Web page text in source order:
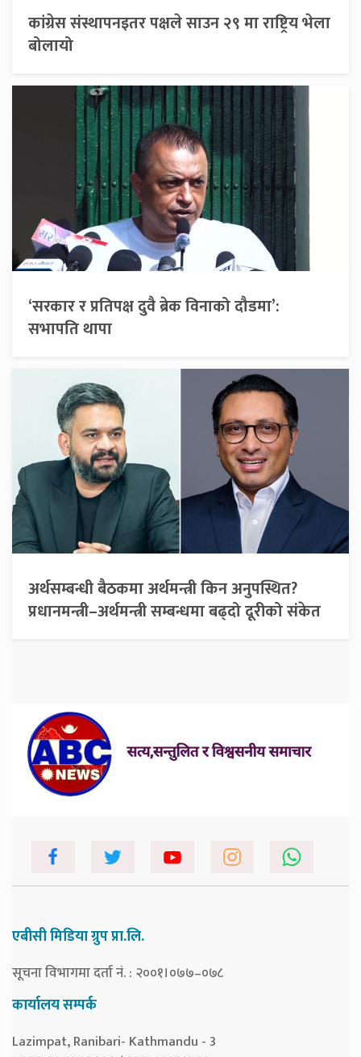
कांग्रेस संस्थापनइतर पक्षले साउन २९ मा राष्ट्रिय भेला
बोलायो
‘सरकार र प्रतिपक्ष दुवै ब्रेक विनाको दौडमा’:
सभापति थापा
अर्थसम्बन्धी बैठकमा अर्थमन्त्री किन अनुपस्थित?
प्रधानमन्त्री–अर्थमन्त्री सम्बन्धमा बढ्दो दूरीको संकेत
एबीसी मिडिया ग्रुप प्रा.लि.
सूचना विभागमा दर्ता नं. : २००१।०७७–०७८
कार्यालय सम्पर्क
Lazimpat, Ranibari- Kathmandu - 3